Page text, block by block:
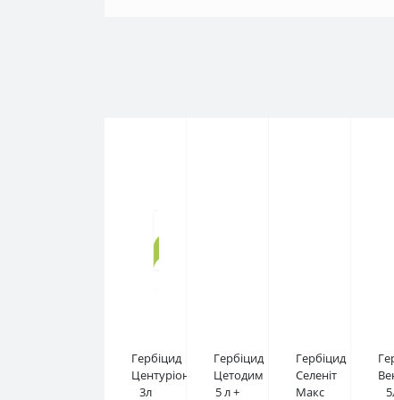
Гербіцид
Центуріон
3л
Гербіцид
Цетодим
5 л +
Гербіцид
Селеніт
Макс